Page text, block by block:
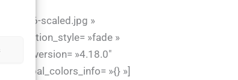
06-scaled.jpg »
animation_style= »fade »
»4.18.0″
» global_colors_info= »{} »]